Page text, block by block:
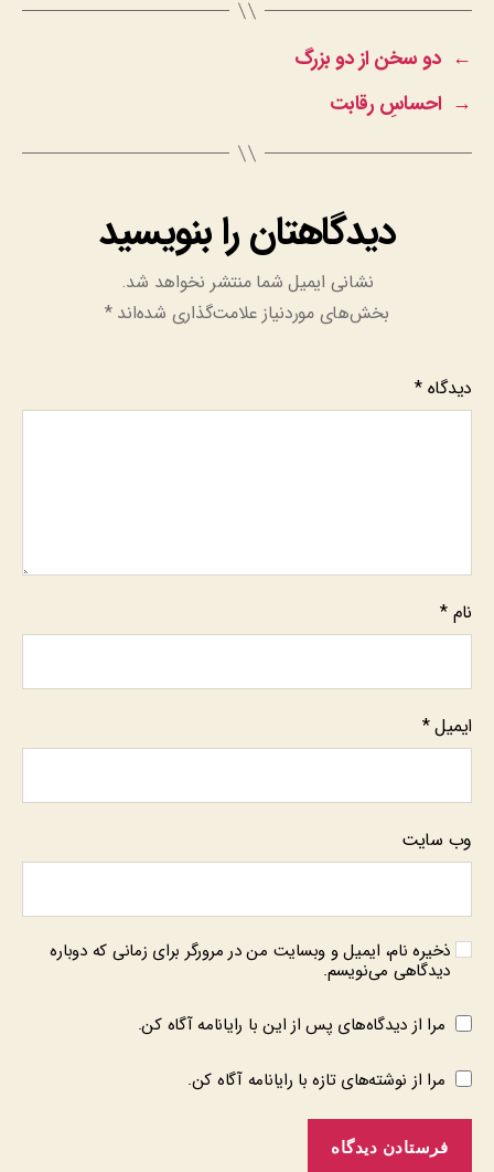
← دو سخن از دو بزرگ
→ احساسِ رقابت
دیدگاهتان را بنویسید
نشانی ایمیل شما منتشر نخواهد شد.
بخش‌های موردنیاز علامت‌گذاری شده‌اند*
دیدگاه*
نام *
ایمیل*
وب‌ سایت
ذخیره نام، ایمیل و وبسایت من در مرورگر برای زمانی که دوباره
دیدگاهی می‌نویسم.
مرا از دیدگاه‌های پس از این با رایانامه آگاه کن.
مرا از نوشته‌های تازه با رایانامه آگاه کن.